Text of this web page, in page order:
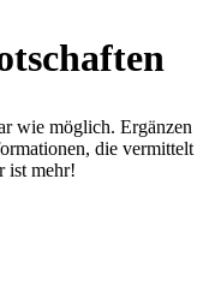
wie möglich. Ergänzen
die vermittelt
ist mehr!